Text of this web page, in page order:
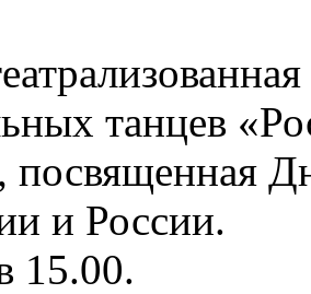
танцев
посвященная
и России.
15.00.